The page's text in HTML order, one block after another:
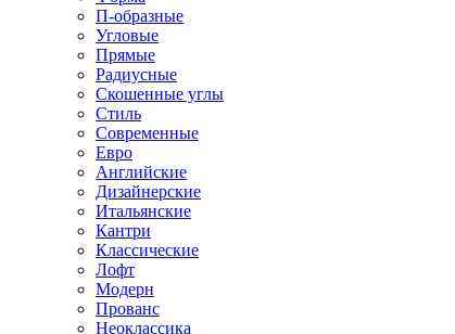
П-образные
Угловые
Прямые
Радиусные
Скошенные углы
Стиль
Современные
Евро
Английские
Дизайнерские
Итальянские
Кантри
Классические
Лофт
Модерн
Прованс
Неоклассика